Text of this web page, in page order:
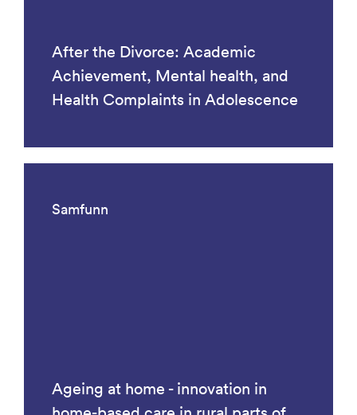
After the Divorce: Academic
Achievement, Mental health, and
Health Complaints in Adolescence
Samfunn
Ageing at home - innovation in